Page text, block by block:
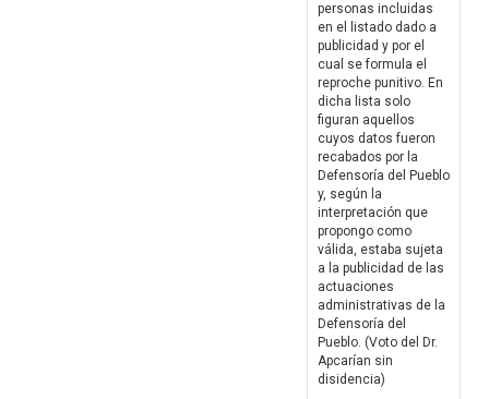
personas incluidas
en el listado dado a
publicidad y por el
cual se formula el
reproche punitivo. En
dicha lista solo
figuran aquellos
cuyos datos fueron
recabados por la
Defensoría del Pueblo
y, según la
interpretación que
propongo como
válida, estaba sujeta
a la publicidad de las
actuaciones
administrativas de la
Defensoría del
Pueblo. (Voto del Dr.
Apcarían sin
disidencia)